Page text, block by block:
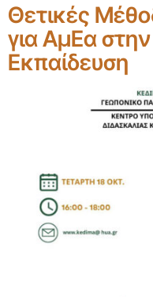
Θετικές
για ΑμΕα
Εκπαίδευση